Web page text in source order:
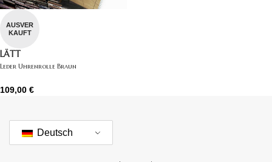
AUSVER
KAUFT
LÄTT
Leder Uhrenrolle Braun
109,00 €
Deutsch